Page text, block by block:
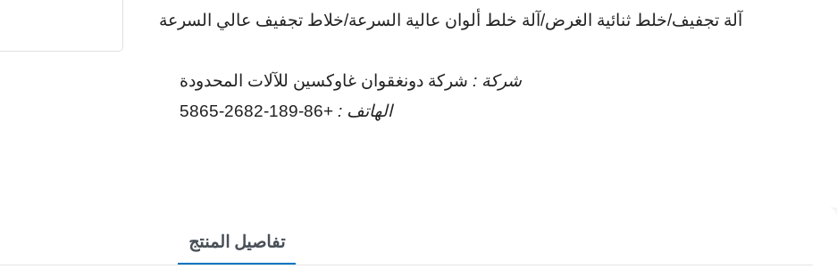
آلة تجفيف/خلط ثنائية الغرض/آلة خلط ألوان عالية السرعة/خلاط تجفيف عالي السرعة
شركة : شركة دونغقوان غاوكسين للآلات المحدودة
الهاتف :+86-189-2682-5865
تفاصيل المنتج